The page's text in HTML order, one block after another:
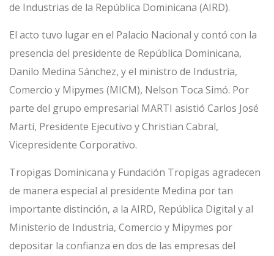
de Industrias de la República Dominicana (AIRD).
El acto tuvo lugar en el Palacio Nacional y contó con la
presencia del presidente de República Dominicana,
Danilo Medina Sánchez, y el ministro de Industria,
Comercio y Mipymes (MICM), Nelson Toca Simó. Por
parte del grupo empresarial MARTI asistió Carlos José
Martí, Presidente Ejecutivo y Christian Cabral,
Vicepresidente Corporativo.
Tropigas Dominicana y Fundación Tropigas agradecen
de manera especial al presidente Medina por tan
importante distinción, a la AIRD, República Digital y al
Ministerio de Industria, Comercio y Mipymes por
depositar la confianza en dos de las empresas del